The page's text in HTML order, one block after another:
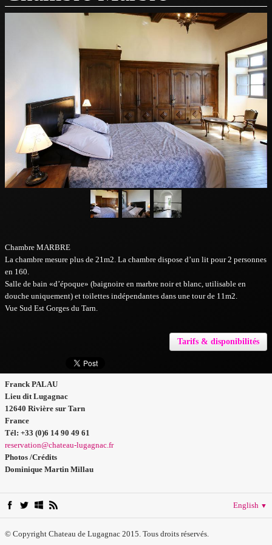
TARIFS & DISPONIBILITÉS
ACTUALITÉS
CONTACT
ALBUM
Chambre MARBRE
La chambre mesure plus de 21m2. La chambre dispose d’un lit pour 2 personnes
en 160.
Salle de bain «d’époque» (baignoire en marbre noir et blanc, utilisable en
douche uniquement) et toilettes indépendantes dans une tour de 11m2.
Vue Sud Est Gorges du Tarn.
Tarifs & disponibilités
Franck PALAU
Lieu dit Lugagnac
12640 Rivière sur Tarn
France
Tél: +33 (0)6 14 90 49 61
reservation@chateau-lugagnac.fr
Photos /Crédits
Dominique Martin Millau
English ▼
© Copyright Chateau de Lugagnac 2015. Tous droits réservés.